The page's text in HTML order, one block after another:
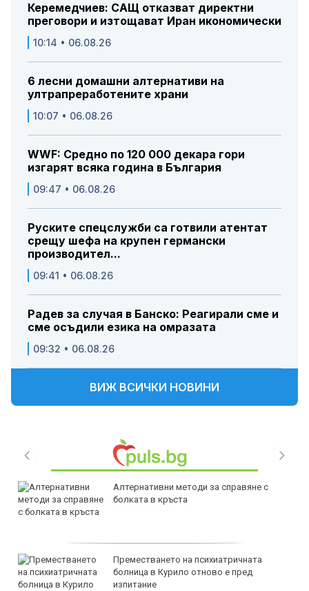
Керемедчиев: САЩ отказват директни
преговори и изтощават Иран икономически
10:14 • 06.08.26
6 лесни домашни алтернативи на
ултрапреработените храни
10:07 • 06.08.26
WWF: Средно по 120 000 декара гори
изгарят всяка година в България
09:47 • 06.08.26
Руските спецслужби са готвили атентат
срещу шефа на крупен германски
производител...
09:41 • 06.08.26
Радев за случая в Банско: Реагирали сме и
сме осъдили езика на омразата
09:32 • 06.08.26
ВИЖ ВСИЧКИ НОВИНИ
Алтернативни методи за справяне с
болката в кръста
Преместването на психиатричната
болница в Курило отново е пред
изпитание